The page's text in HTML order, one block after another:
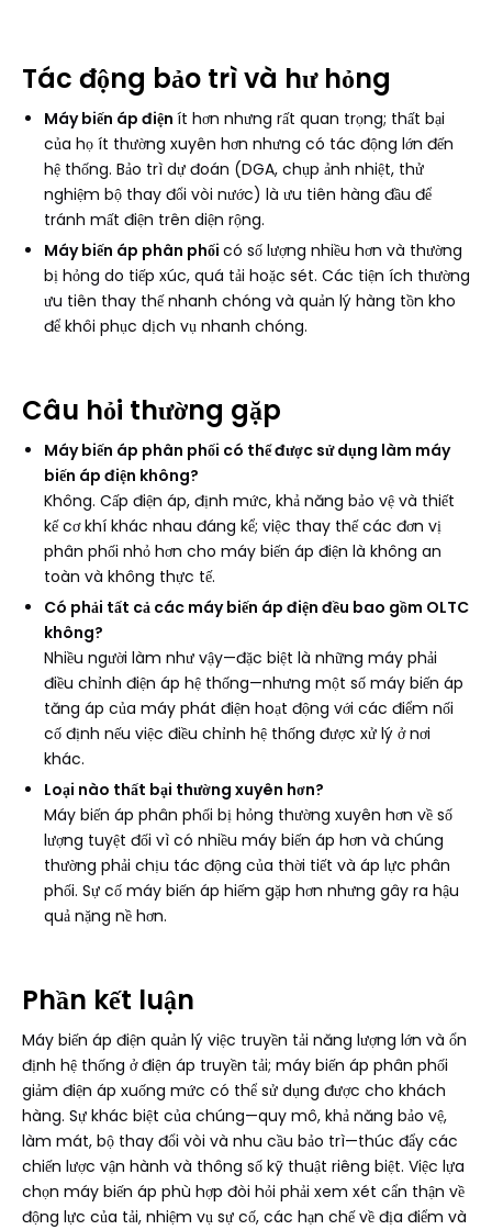
Tác động bảo trì và hư hỏng
Máy biến áp điện ít hơn nhưng rất quan trọng; thất bại
của họ ít thường xuyên hơn nhưng có tác động lớn đến
hệ thống. Bảo trì dự đoán (DGA, chụp ảnh nhiệt, thử
nghiệm bộ thay đổi vòi nước) là ưu tiên hàng đầu để
tránh mất điện trên diện rộng.
Máy biến áp phân phối có số lượng nhiều hơn và thường
bị hỏng do tiếp xúc, quá tải hoặc sét. Các tiện ích thường
ưu tiên thay thế nhanh chóng và quản lý hàng tồn kho
để khôi phục dịch vụ nhanh chóng.
Câu hỏi thường gặp
Máy biến áp phân phối có thể được sử dụng làm máy
biến áp điện không?
Không. Cấp điện áp, định mức, khả năng bảo vệ và thiết
kế cơ khí khác nhau đáng kể; việc thay thế các đơn vị
phân phối nhỏ hơn cho máy biến áp điện là không an
toàn và không thực tế.
Có phải tất cả các máy biến áp điện đều bao gồm OLTC
không?
Nhiều người làm như vậy—đặc biệt là những máy phải
điều chỉnh điện áp hệ thống—nhưng một số máy biến áp
tăng áp của máy phát điện hoạt động với các điểm nối
cố định nếu việc điều chỉnh hệ thống được xử lý ở nơi
khác.
Loại nào thất bại thường xuyên hơn?
Máy biến áp phân phối bị hỏng thường xuyên hơn về số
lượng tuyệt đối vì có nhiều máy biến áp hơn và chúng
thường phải chịu tác động của thời tiết và áp lực phân
phối. Sự cố máy biến áp hiếm gặp hơn nhưng gây ra hậu
quả nặng nề hơn.
Phần kết luận
Máy biến áp điện quản lý việc truyền tải năng lượng lớn và ổn
định hệ thống ở điện áp truyền tải; máy biến áp phân phối
giảm điện áp xuống mức có thể sử dụng được cho khách
hàng. Sự khác biệt của chúng—quy mô, khả năng bảo vệ,
làm mát, bộ thay đổi vòi và nhu cầu bảo trì—thúc đẩy các
chiến lược vận hành và thông số kỹ thuật riêng biệt. Việc lựa
chọn máy biến áp phù hợp đòi hỏi phải xem xét cẩn thận về
động lực của tải, nhiệm vụ sự cố, các hạn chế về địa điểm và